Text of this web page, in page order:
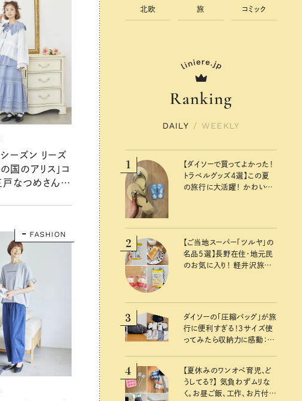
シーズン リーズ
国のアリス」コ
なつめさんが
FASHION
北欧 旅 コ ミ ック
Ranking
DAILY / WEEKLY
1
【ダイソーで買ってよかった！
トラベルグッズ4選】この夏
の旅行に大活躍！ かわいく
2
【ご当地スーパー「ツルヤ」の
名品5選】長野在住・地元民
のお気に入り！ 軽井沢旅の
3
ダイソーの「圧縮バッグ」が旅
行に便利すぎる！3サイズ使
ってみたら収納力に感動：
4
【夏休みのワンオペ育児、ど
うしてる？】 気負わずムリな
く。お昼ご飯、工作、お片付け